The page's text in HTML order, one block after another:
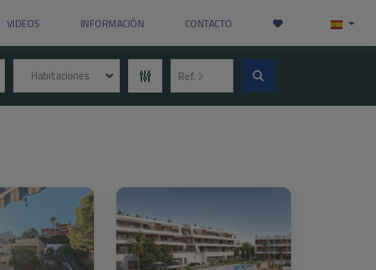
VIDEOS INFORMACIÓN CONTACTO
Habitaciones Ref.